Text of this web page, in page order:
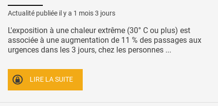
Actualité publiée il y a 1 mois 3 jours
L'exposition à une chaleur extrême (30° C ou plus) est
associée à une augmentation de 11 % des passages aux
urgences dans les 3 jours, chez les personnes ...
LIRE LA SUITE